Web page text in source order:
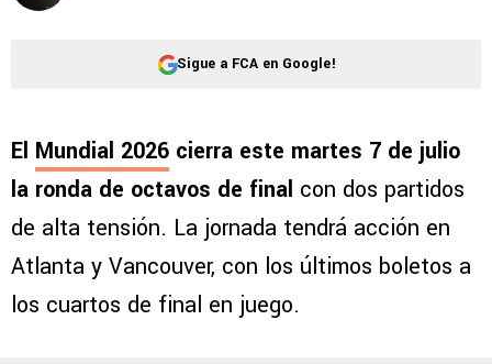
Sigue a FCA en Google!
El Mundial 2026 cierra este martes 7 de julio
la ronda de octavos de final con dos partidos
de alta tensión. La jornada tendrá acción en
Atlanta y Vancouver, con los últimos boletos a
los cuartos de final en juego.